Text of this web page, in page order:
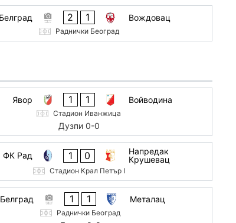
2 1 Вождовац
Раднички Београд
Явор 1 1 Войводина
Стадион Иванжица
Дузпи 0-0
ФК Рад 1 0
Напредак
Крушевац
Стадион Крал Петър I
1 1 Металац
Раднички Београд